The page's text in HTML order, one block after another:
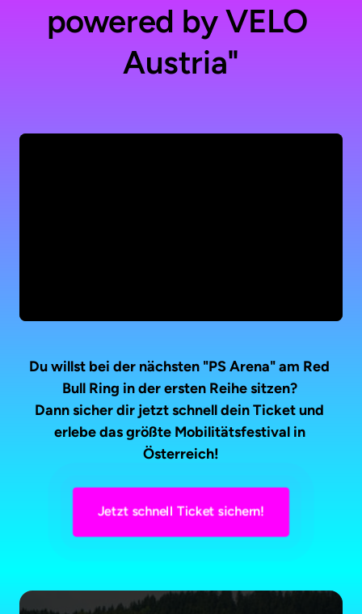
powered by VELO
Austria"
Du willst bei der nächsten "PS Arena" am Red
Bull Ring in der ersten Reihe sitzen?
Dann sicher dir jetzt schnell dein Ticket und
erlebe das größte Mobilitätsfestival in
Österreich!
Jetzt schnell Ticket sichern!